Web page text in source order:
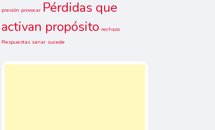
presión provocar Pérdidas que
activan propósito rechazo
Respuestas sanar sucede